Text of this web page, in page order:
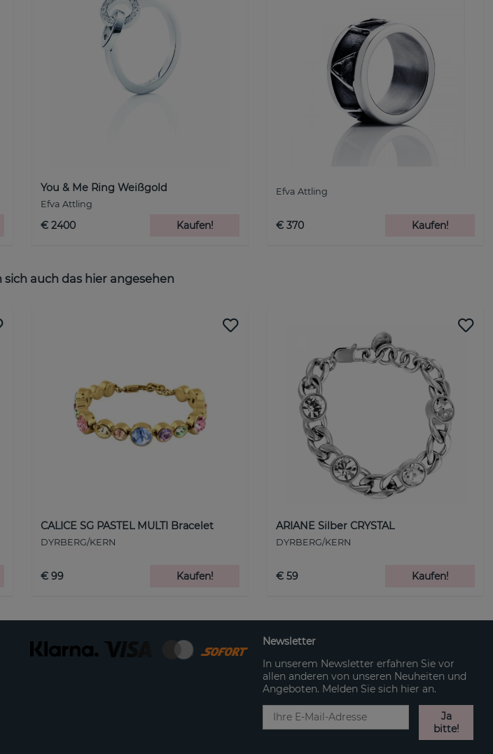
You & Me Ring Weißgold
Efva Attling
€ 2400 Kaufen!
Efva Attling
€ 370 Kaufen!
auch das hier angesehen
CALICE SG PASTEL MULTI Bracelet
DYRBERG/KERN
€ 99 Kaufen!
ARIANE Silber CRYSTAL
DYRBERG/KERN
€ 59 Kaufen!
Newsletter
In unserem Newsletter erfahren Sie vor
allen anderen von unseren Neuheiten und
Angeboten. Melden Sie sich hier an.
Ja
bitte!